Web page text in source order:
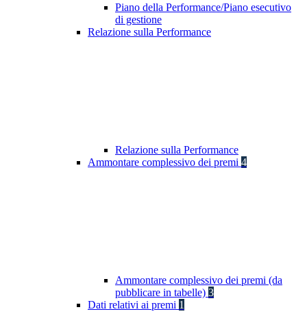
Piano della Performance/Piano esecutivo
di gestione
Relazione sulla Performance
Relazione sulla Performance
Ammontare complessivo dei premi 4
Ammontare complessivo dei premi (da
pubblicare in tabelle) 3
Dati relativi ai premi 1